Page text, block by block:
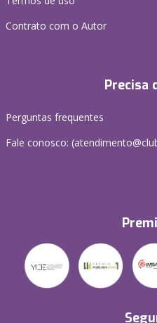
Contrato com o Autor
Precisa
Perguntas frequentes
Fale conosco: